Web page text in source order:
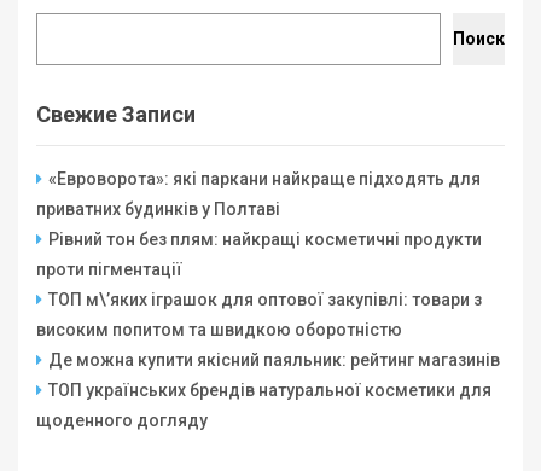
Поиск
Свежие Записи
«Евроворота»: які паркани найкраще підходять для
приватних будинків у Полтаві
Рівний тон без плям: найкращі косметичні продукти
проти пігментації
ТОП м\’яких іграшок для оптової закупівлі: товари з
високим попитом та швидкою оборотністю
Де можна купити якісний паяльник: рейтинг магазинів
ТОП українських брендів натуральної косметики для
щоденного догляду